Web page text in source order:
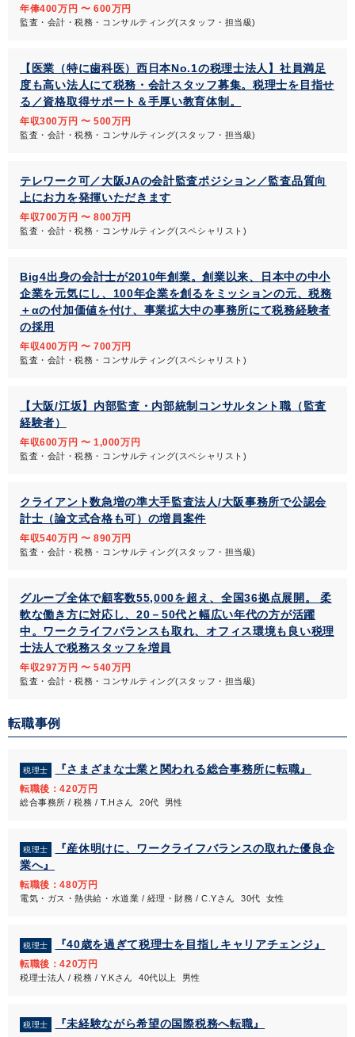
年俸400万円 〜 600万円
監査・会計・税務・コンサルティング(スタッフ・担当級)
【医業（特に歯科医）西日本No.1の税理士法人】社員満足
度も高い法人にて税務・会計スタッフ募集。税理士を目指せ
る／資格取得サポート＆手厚い教育体制。
年収300万円 〜 500万円
監査・会計・税務・コンサルティング(スタッフ・担当級)
テレワーク可／大阪JAの会計監査ポジション／監査品質向
上にお力を発揮いただきます
年収700万円 〜 800万円
監査・会計・税務・コンサルティング(スペシャリスト)
Big4出身の会計士が2010年創業。創業以来、日本中の中小
企業を元気にし、100年企業を創るをミッションの元、税務
＋αの付加価値を付け、事業拡大中の事務所にて税務経験者
の採用
年収400万円 〜 700万円
監査・会計・税務・コンサルティング(スペシャリスト)
【大阪/江坂】内部監査・内部統制コンサルタント職（監査
経験者）
年収600万円 〜 1,000万円
監査・会計・税務・コンサルティング(スペシャリスト)
クライアント数急増の準大手監査法人/大阪事務所で公認会
計士（論文式合格も可）の増員案件
年収540万円 〜 890万円
監査・会計・税務・コンサルティング(スタッフ・担当級)
グループ全体で顧客数55,000を超え、全国36拠点展開。 柔
軟な働き方に対応し、20－50代と幅広い年代の方が活躍
中。ワークライフバランスも取れ、オフィス環境も良い税理
士法人で税務スタッフを増員
年収297万円 〜 540万円
監査・会計・税務・コンサルティング(スタッフ・担当級)
転職事例
税理士 『さまざまな士業と関われる総合事務所に転職』
転職後：420万円
総合事務所 / 税務 / T.Hさん 20代 男性
税理士
『産休明けに、ワークライフバランスの取れた優良企
業へ』
転職後：480万円
電気・ガス・熱供給・水道業 / 経理・財務 / C.Yさん 30代 女性
税理士 『40歳を過ぎて税理士を目指しキャリアチェンジ』
転職後：420万円
税理士法人 / 税務 / Y.Kさん 40代以上 男性
税理士 『未経験ながら希望の国際税務へ転職』